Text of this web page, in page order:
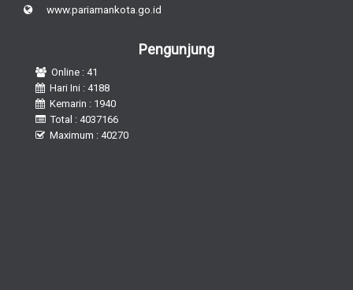
www.pariamankota.go.id
Pengunjung
Online : 41
Hari Ini : 4188
Kemarin : 1940
Total : 4037166
Maximum : 40270